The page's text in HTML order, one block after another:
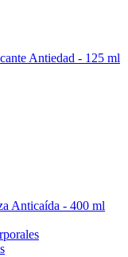
Antiedad - 125 ml
Anticaída - 400 ml